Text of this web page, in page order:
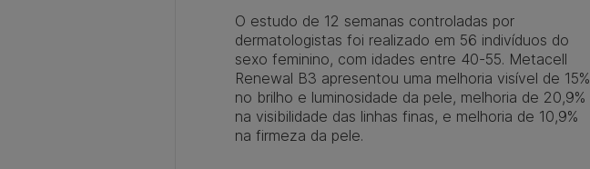
O estudo de 12 semanas controladas por
dermatologistas foi realizado em 56 indivíduos do
sexo feminino, com idades entre 40-55. Metacell
Renewal B3 apresentou uma melhoria visível de 15%
no brilho e luminosidade da pele, melhoria de 20,9%
na visibilidade das linhas finas, e melhoria de 10,9%
na firmeza da pele.